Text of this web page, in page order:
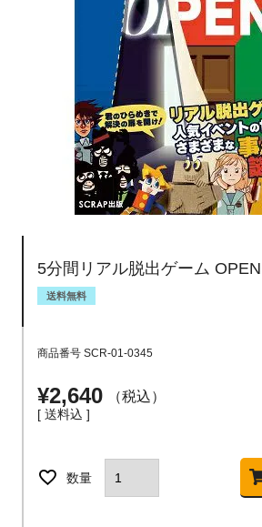
5分間リアル脱出ゲーム OPEN
送料無料
商品番号 SCR-01-0345
¥2,640 税込
送料込